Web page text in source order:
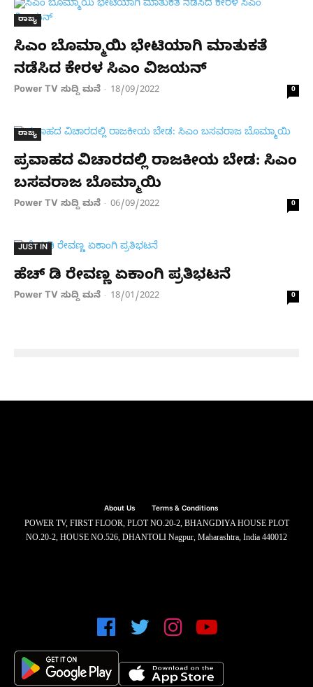
ರಾಜ್ಯ
ಸಿಎಂ ಬೊಮ್ಮಾಯಿ ಭೇಟಿಯಾಗಿ ಮಾತುಕತೆ
ನಡೆಸಿದ ಕೇರಳ ಸಿಎಂ ವಿಜಯನ್
Power TV ಸುದ್ದಿ ಮನೆ - 18/09/2022 0
ರಾಜ್ಯ
ಪ್ರವಾಹದ ವಿಚಾರದಲ್ಲಿ ರಾಜಕೀಯ ಬೇಡ: ಸಿಎಂ
ಬಸವರಾಜ ಬೊಮ್ಮಾಯಿ
Power TV ಸುದ್ದಿ ಮನೆ - 06/09/2022 0
JUST IN
ಹೆಚ್​​ ಡಿ ರೇವಣ್ಣ ಏಕಾಂಗಿ ಪ್ರತಿಭಟನೆ
Power TV ಸುದ್ದಿ ಮನೆ - 18/01/2022 0
About Us Terms & Conditions
POWER TV, FIRST FLOOR, PLOT NO.20-2, BHANGDIYA HOUSE PLOT
NO.20-2, HOUSE NO.526, DHANTOLI Nagpur, Maharashtra, India 440012